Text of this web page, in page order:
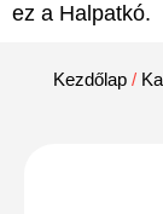
Kezdőlap /